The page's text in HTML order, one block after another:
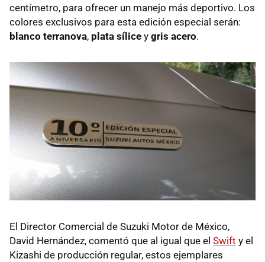
centímetro, para ofrecer un manejo más deportivo. Los
colores exclusivos para esta edición especial serán:
blanco terranova, plata sílice y gris acero.
El Director Comercial de Suzuki Motor de México,
David Hernández, comentó que al igual que el Swift y el
Kizashi de producción regular, estos ejemplares